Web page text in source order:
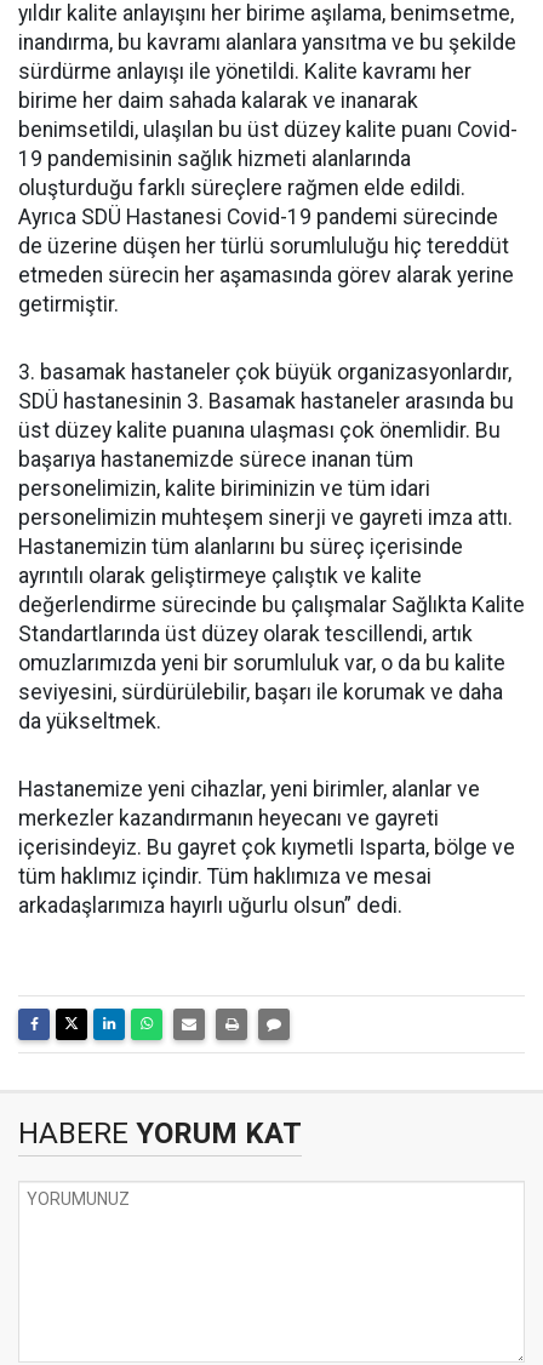
yıldır kalite anlayışını her birime aşılama, benimsetme,
inandırma, bu kavramı alanlara yansıtma ve bu şekilde
sürdürme anlayışı ile yönetildi. Kalite kavramı her
birime her daim sahada kalarak ve inanarak
benimsetildi, ulaşılan bu üst düzey kalite puanı Covid-
19 pandemisinin sağlık hizmeti alanlarında
oluşturduğu farklı süreçlere rağmen elde edildi.
Ayrıca SDÜ Hastanesi Covid-19 pandemi sürecinde
de üzerine düşen her türlü sorumluluğu hiç tereddüt
etmeden sürecin her aşamasında görev alarak yerine
getirmiştir.
3. basamak hastaneler çok büyük organizasyonlardır,
SDÜ hastanesinin 3. Basamak hastaneler arasında bu
üst düzey kalite puanına ulaşması çok önemlidir. Bu
başarıya hastanemizde sürece inanan tüm
personelimizin, kalite biriminizin ve tüm idari
personelimizin muhteşem sinerji ve gayreti imza attı.
Hastanemizin tüm alanlarını bu süreç içerisinde
ayrıntılı olarak geliştirmeye çalıştık ve kalite
değerlendirme sürecinde bu çalışmalar Sağlıkta Kalite
Standartlarında üst düzey olarak tescillendi, artık
omuzlarımızda yeni bir sorumluluk var, o da bu kalite
seviyesini, sürdürülebilir, başarı ile korumak ve daha
da yükseltmek.
Hastanemize yeni cihazlar, yeni birimler, alanlar ve
merkezler kazandırmanın heyecanı ve gayreti
içerisindeyiz. Bu gayret çok kıymetli Isparta, bölge ve
tüm haklımız içindir. Tüm haklımıza ve mesai
arkadaşlarımıza hayırlı uğurlu olsun” dedi.
HABERE YORUM KAT